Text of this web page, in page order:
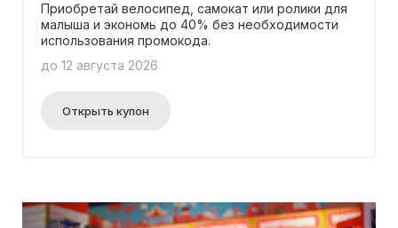
Приобретай велосипед, самокат или ролики для
малыша и экономь до 40% без необходимости
использования промокода.
до 12 августа 2026
Открыть купон